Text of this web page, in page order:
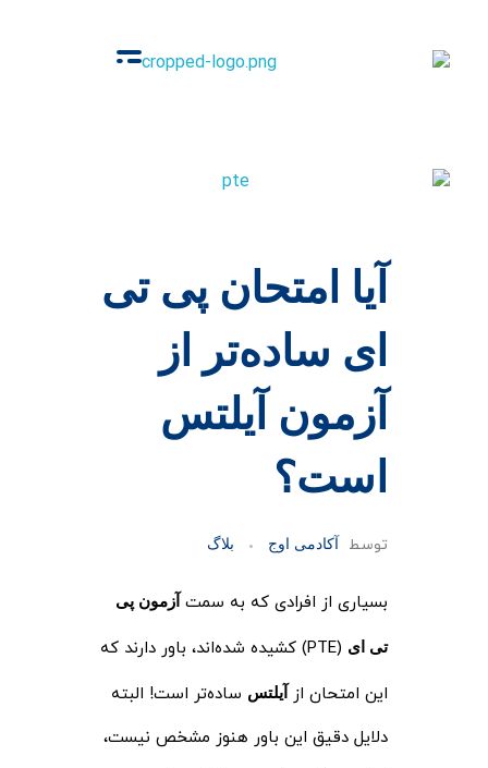
آیا امتحان پی تی
ای ساده‌تر از
آزمون آیلتس
است؟
توسط آکادمی اوج بلاگ
بسیاری از افرادی که به سمت آزمون پی
تی ای
(PTE) کشیده شده‌اند، باور دارند که
این امتحان از
آیلتس ساده‌تر است! البته
دلایل دقیق این باور هنوز مشخص نیست،